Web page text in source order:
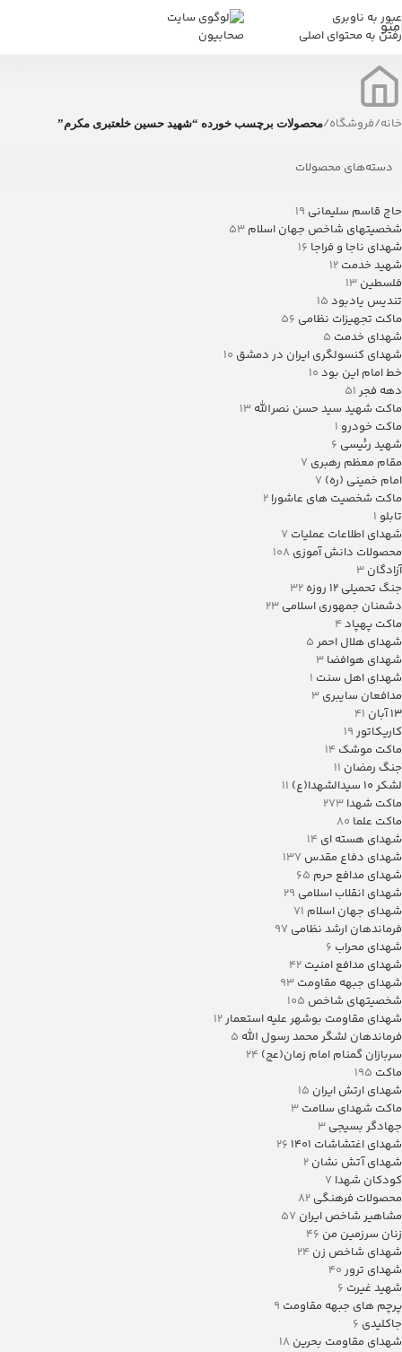
عبور به ناوبری
رفتن به محتوای اصلی
منو
خانه/فروشگاه/محصولات برچسب خورده “شهید حسین خلعتبری مکرم”
دسته‌های محصولات
حاج قاسم سلیمانی 19
شخصیتهای شاخص جهان اسلام 53
شهدای ناجا و فراجا 16
شهید خدمت 12
فلسطین 13
تندیس یادبود 15
ماکت تجهیزات نظامی 56
شهدای خدمت 5
شهدای کنسولگری ایران در دمشق 10
خط امام این بود 10
دهه فجر 51
ماکت شهید سید حسن نصرالله 13
ماکت خودرو 1
شهید رئیسی 6
مقام معظم رهبری 7
امام خمینی (ره) 7
ماکت شخصیت های عاشورا 2
تابلو 1
شهدای اطلاعات عملیات 7
محصولات دانش آموزی 108
آزادگان 3
جنگ تحمیلی 12 روزه
32
دشمنان جمهوری اسلامی 23
ماکت پهپاد4
شهدای هلال احمر 5
شهدای هوافضا 3
شهدای اهل سنت 1
مدافعان سایبری 3
13 آبان
41
کاریکاتور 19
ماکت موشک 14
جنگ رمضان 11
لشکر ۱۰ سیدالشهدا(ع)
11
ماکت شهدا 273
ماکت علما 80
شهدای هسته ای 14
شهدای دفاع مقدس 137
شهدای مدافع حرم 65
شهدای انقلاب اسلامی 29
شهدای جهان اسلام 71
فرماندهان ارشد نظامی 97
شهدای محراب 6
شهدای مدافع امنیت 42
شهدای جبهه مقاومت 93
شخصیتهای شاخص 105
شهدای مقاومت بوشهر علیه استعمار12
فرماندهان لشگر محمد رسول الله 5
سربازان گمنام امام زمان(عج) 24
ماکت 195
شهدای ارتش ایران 15
ماکت شهدای سلامت 3
جهادگر بسیجی 3
شهدای اغتشاشات 1401
26
شهدای آتش نشان 2
کودکان شهدا 7
محصولات فرهنگی 82
مشاهیر شاخص ایران 57
زنان سرزمین من 46
شهدای شاخص زن 24
شهدای ترور 40
شهید غیرت 6
پرچم های جبهه مقاومت 9
جاکلیدی 6
شهدای مقاومت بحرین 18